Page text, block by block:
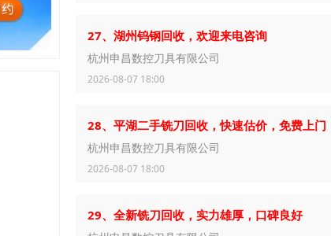
27、湖州钨钢回收，欢迎来电咨询
杭州申昌数控刀具有限公司
2026-08-07 18:00
28、平湖二手铣刀回收，快速估价，免费上门
杭州申昌数控刀具有限公司
2026-08-07 18:00
29、全新铣刀回收，实力雄厚，口碑良好